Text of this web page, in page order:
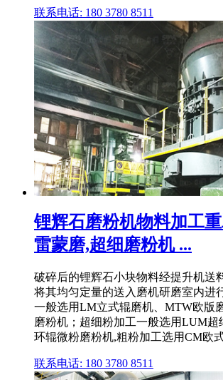
联系电话: 180 3780 8511
锂辉石磨粉机物料加工
雷蒙磨,超细磨粉机 ...
破碎后的锂辉石小块物料经提升机送
将其均匀定量的送入磨机研磨室内进
一般选用LM立式辊磨机、MTW欧版
磨粉机；超细粉加工一般选用LUM超
环辊微粉磨粉机,粗粉加工选用CM欧
联系电话: 180 3780 8511